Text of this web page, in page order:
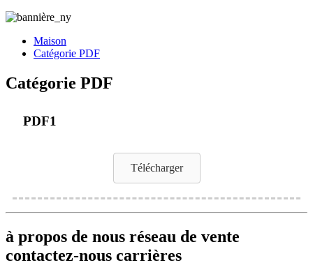
Maison
Catégorie PDF
Catégorie PDF
PDF1
Télécharger
à propos de nous réseau de vente
contactez-nous carrières